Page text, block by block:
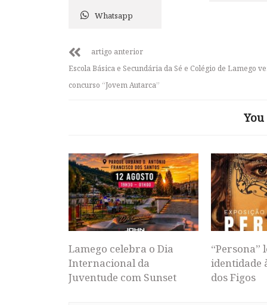
Whatsapp
artigo anterior
Escola Básica e Secundária da Sé e Colégio de Lamego
concurso “Jovem Autarca”
Lamego celebra o Dia
Internacional da
Juventude com Sunset
“Persona”
identidade
dos Figos